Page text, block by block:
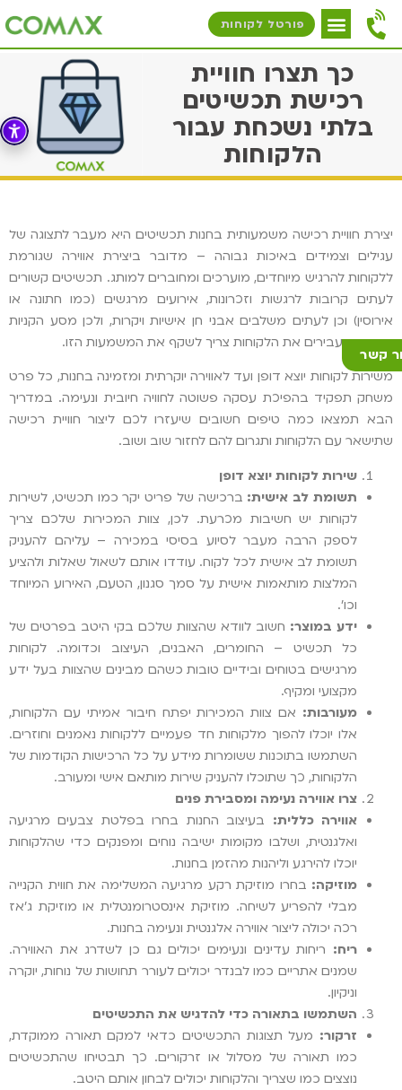
פורטל לקוחות
קשר
כך תצרו חוויית
רכישת תכשיטים
בלתי נשכחת עבור
הלקוחות
יצירת חוויית רכישה משמעותית בחנות תכשיטים היא מעבר לתצוגה של
עגילים וצמידים באיכות גבוהה – מדובר ביצירת אווירה שגורמת
ללקוחות להרגיש מיוחדים, מוערכים ומחוברים למותג. תכשיטים קשורים
לעתים קרובות לרגשות וזכרונות, אירועים מרגשים (כמו חתונה או
אירוסין) וכן לעתים משלבים אבני חן אישיות ויקרות, ולכן מסע הקניות
שאתם מעבירים את הלקוחות צריך לשקף את המשמעות הזו.
משירות לקוחות יוצא דופן ועד לאווירה יוקרתית ומזמינה בחנות, כל פרט
משחק תפקיד בהפיכת עסקה פשוטה לחוויה חיובית ונעימה. במדריך
הבא תמצאו כמה טיפים חשובים שיעזרו לכם ליצור חוויית רכישה
שתישאר עם הלקוחות ותגרום להם לחזור שוב ושוב.
שירות לקוחות יוצא דופן
תשומת לב אישית: ברכישה של פריט יקר כמו תכשיט, לשירות
לקוחות יש חשיבות מכרעת. לכן, צוות המכירות שלכם צריך
לספק הרבה מעבר לסיוע בסיסי במכירה – עליהם להעניק
תשומת לב אישית לכל לקוח. עודדו אותם לשאול שאלות ולהציע
המלצות מותאמות אישית על סמך סגנון, הטעם, האירוע המיוחד
וכו'.
ידע במוצר: חשוב לוודא שהצוות שלכם בקי היטב בפרטים של
כל תכשיט – החומרים, האבנים, העיצוב וכדומה. לקוחות
מרגישים בטוחים ובידיים טובות כשהם מבינים שהצוות בעל ידע
מקצועי ומקיף.
מעורבות: אם צוות המכירות יפתח חיבור אמיתי עם הלקוחות,
אלו יוכלו להפוך מלקוחות חד פעמיים ללקוחות נאמנים וחוזרים.
השתמשו בתוכנות ששומרות מידע על כל הרכישות הקודמות של
הלקוחות, כך שתוכלו להעניק שירות מותאם אישי ומעורב.
צרו אווירה נעימה ומסבירת פנים
אווירה כללית: בעיצוב החנות בחרו בפלטת צבעים מרגיעה
ואלגנטית, ושלבו מקומות ישיבה נוחים ומפנקים כדי שהלקוחות
יוכלו להירגע וליהנות מהזמן בחנות.
מוזיקה: בחרו מוזיקת ​​רקע מרגיעה המשלימה את חווית הקנייה
מבלי להפריע לשיחה. מוזיקת ​​אינסטרומנטלית או מוזיקת ג'אז
רכה יכולה ליצור אווירה אלגנטית ונעימה בחנות.
ריח: ריחות עדינים ונעימים יכולים גם כן לשדרג את האווירה.
שמנים אתריים כמו לבנדר יכולים לעורר תחושות של נוחות, יוקרה
וניקיון.
השתמשו בתאורה כדי להדגיש את התכשיטים
זרקור: מעל תצוגות התכשיטים כדאי למקם תאורה ממוקדת,
כמו תאורה של מסלול או זרקורים. כך תבטיחו שהתכשיטים
נוצצים כמו שצריך והלקוחות יכולים לבחון אותם היטב.